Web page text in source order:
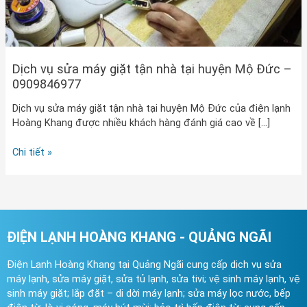
Dịch vụ sửa máy giặt tận nhà tại huyện Mộ Đức –
0909846977
Dịch vụ sửa máy giặt tận nhà tại huyện Mộ Đức của điện lạnh
Hoàng Khang được nhiều khách hàng đánh giá cao về […]
–
0909846977
Chi tiết »
ĐIỆN LẠNH HOÀNG KHANG - QUẢNG NGÃI
Điện Lạnh Hoàng Khang tại Quảng Ngãi cung cấp dịch vụ sửa
máy lạnh, sửa máy giặt, sửa tủ lạnh, sửa tivi; vệ sinh máy lạnh, vệ
sinh máy giặt; lắp đặt – di dời máy lạnh; sửa máy lọc nước, bếp